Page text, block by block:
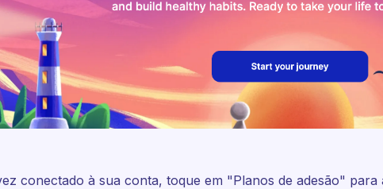
conectado à sua conta, toque em "Planos de adesão" para